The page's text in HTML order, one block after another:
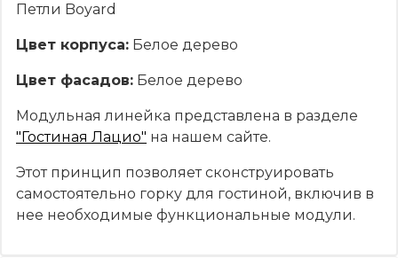
Петли Boyard
Цвет корпуса: Белое дерево
Цвет фасадов: Белое дерево
Модульная линейка представлена в разделе
"Гостиная Лацио" на нашем сайте.
Этот принцип позволяет сконструировать
самостоятельно горку для гостиной, включив в
нее необходимые функциональные модули.